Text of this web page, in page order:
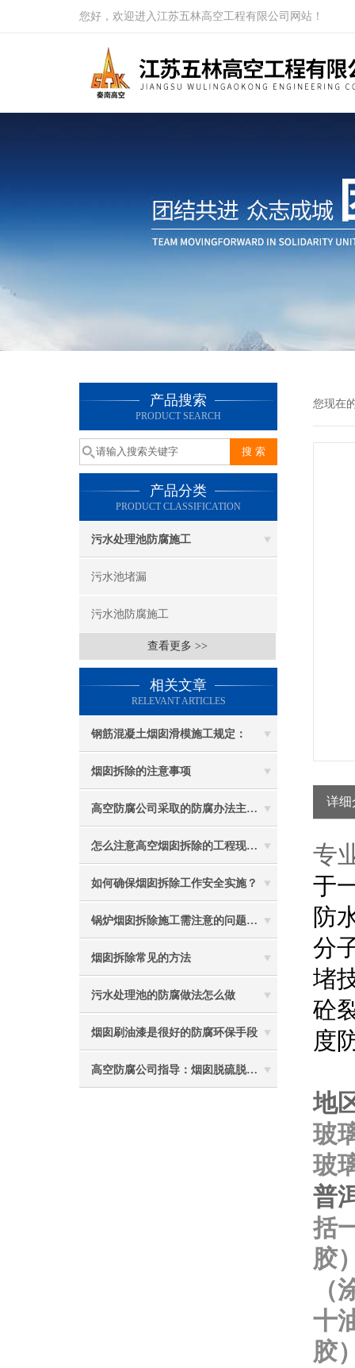
您好，欢迎进入江苏五林高空工程有限公司网站！
产品搜索
PRODUCT SEARCH
产品分类
PRODUCT CLASSIFICATION
污水处理池防腐施工
污水池堵漏
污水池防腐施工
查看更多 >>
相关文章
RELEVANT ARTICLES
钢筋混凝土烟囱滑模施工规定：
烟囱拆除的注意事项
高空防腐公司采取的防腐办法主要有哪些？
怎么注意高空烟囱拆除的工程现场质量问题
如何确保烟囱拆除工作安全实施？
锅炉烟囱拆除施工需注意的问题有哪些？
烟囱拆除常见的方法
污水处理池的防腐做法怎么做
烟囱刷油漆是很好的防腐环保手段
高空防腐公司指导：烟囱脱硫脱硝防腐施工要注意些什么？
您现在
详细
专
于
防
分
堵
砼
度
地
玻
玻
普
括
胶
十
胶